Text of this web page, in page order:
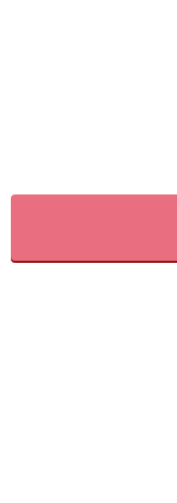
今日は私が暑い屋
メイクする際の、